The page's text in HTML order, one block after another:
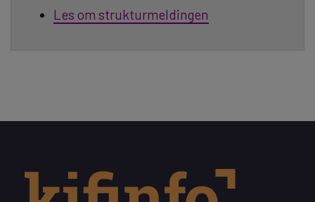
Les om strukturmeldingen